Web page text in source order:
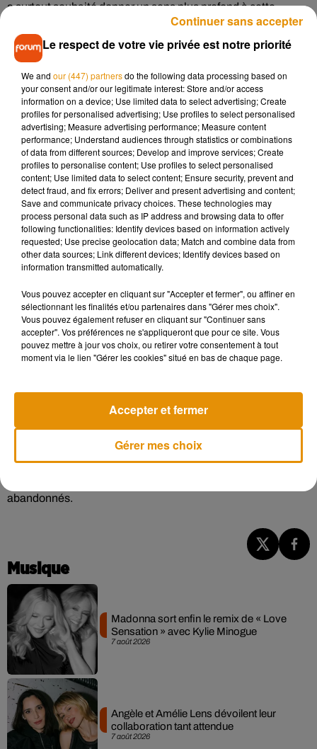
a surtout souhaité donner un sens plus profond à cette
aventure. Il s’est alors fixé un objectif clair : utiliser cette
visibilité pour promouvoir l’adoption des chiens en refuge.
Pour concrétiser son engagement, il a noué un partenariat
avec l’associationBest Friends Animal Society, l’une des
plus importantes organisations de protection animale aux
États-Unis.
Depuis, chaque semaine, Bryan se rend dans un refuge pour
choisir un chien à la recherche d’une famille. Il le promène
ensuite dans les rues de New York, installé dans un sac à dos
portant le message explicite « adoptez-moi ». Les balades
sont filmées et partagées sur les réseaux sociaux,
transformant ces chiens anonymes en véritables vedettes du
web. Grâce à ces vidéos, les animaux gagnent en visibilité,
montrent leur personnalité et touchent directement le cœur
Les résultats sont particulièrement encourageants. Une
dizaine de chiens présentés de cette manière ont déjà trouvé
ressenti un impact positif sur les adoptions en général. En
combinant réseaux sociaux, créativité et engagement
solidaire, Bryan Reisberg prouve qu’une idée simple peut
avoir un impact concret et durable. Son initiative rappelle
que l’innovation peut aussi servir des causes essentielles, et
abandonnés.
Musique
7 août 2026
Madonna sort enfin le remix de « Love
Sensation » avec Kylie Minogue
7 août 2026
Angèle et Amélie Lens dévoilent leur
collaboration tant attendue
Le respect de votre vie privée est notre priorité
We and our (447) partnersdo the following data processing based on
your consent and/or our legitimate interest: Store and/or access
information on a device; Use limited data to select advertising; Create
profiles for personalised advertising; Use profiles to select personalised
advertising; Measure advertising performance; Measure content
performance; Understand audiences through statistics or combinations
of data from different sources; Develop and improve services; Create
profiles to personalise content; Use profiles to select personalised
content; Use limited data to select content; Ensure security, prevent and
detect fraud, and fix errors; Deliver and present advertising and content;
Save and communicate privacy choices. These technologies may
process personal data such as IP address and browsing data to offer
following functionalities: Identify devices based on information actively
requested; Use precise geolocation data; Match and combine data from
other data sources; Link different devices; Identify devices based on
information transmitted automatically.
Vous pouvez accepter en cliquant sur "Accepter et fermer", ou affiner en
sélectionnant les finalités et/ou partenaires dans "Gérer mes choix".
Vous pouvez également refuser en cliquant sur "Continuer sans
accepter". Vos préférences ne s'appliqueront que pour ce site. Vous
pouvez mettre à jour vos choix, ou retirer votre consentement à tout
moment via le lien "Gérer les cookies" situé en bas de chaque page.
Gérer mes choix
Accepter et fermer
Continuer sans accepter